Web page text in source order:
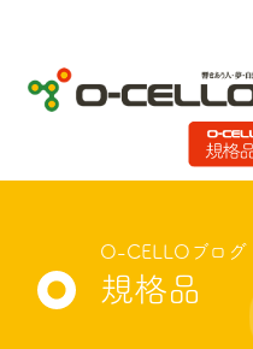
O-CELLOブログ
規格品